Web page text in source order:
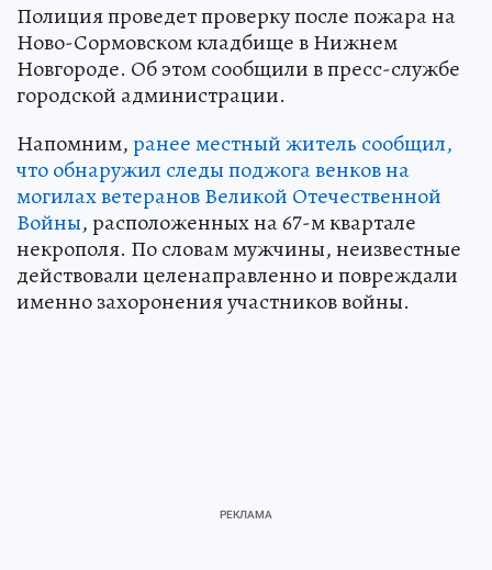
Полиция проведет проверку после пожара на
Ново-Сормовском кладбище в Нижнем
Новгороде. Об этом сообщили в пресс-службе
городской администрации.
Напомним,ранее местный житель сообщил,
что обнаружил следы поджога венков на
могилах ветеранов Великой Отечественной
Войны, расположенных на 67-м квартале
некрополя. По словам мужчины, неизвестные
действовали целенаправленно и повреждали
именно захоронения участников войны.